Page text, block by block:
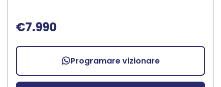
€7.990
Programare vizionare